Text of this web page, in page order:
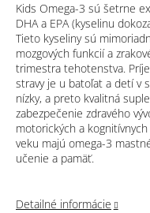
Kids Omega-3 sú šetrne
DHA a EPA (kyselinu
Tieto kyseliny sú
mozgových funkcií a
trimestra tehotenstva.
stravy je u batoľat a detí v
nízky, a preto kvalitná
zabezpečenie zdravého
motorických a
veku majú omega-3
učenie a pamäť.
Detailné informácie